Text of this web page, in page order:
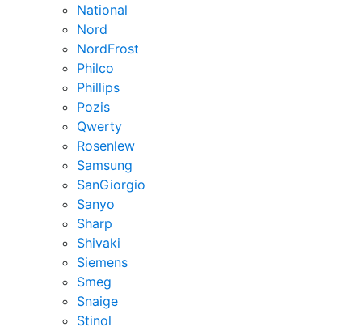
National
Nord
NordFrost
Philco
Phillips
Pozis
Qwerty
Rosenlew
Samsung
SanGiorgio
Sanyo
Sharp
Shivaki
Siemens
Smeg
Snaige
Stinol